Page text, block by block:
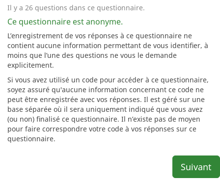
Il y a 26 questions dans ce questionnaire.
Ce questionnaire est anonyme.
L’enregistrement de vos réponses à ce questionnaire ne
contient aucune information permettant de vous identifier, à
moins que l’une des questions ne vous le demande
explicitement.
Si vous avez utilisé un code pour accéder à ce questionnaire,
soyez assuré qu'aucune information concernant ce code ne
peut être enregistrée avec vos réponses. Il est géré sur une
base séparée où il sera uniquement indiqué que vous avez
(ou non) finalisé ce questionnaire. Il n’existe pas de moyen
pour faire correspondre votre code à vos réponses sur ce
questionnaire.
Suivant